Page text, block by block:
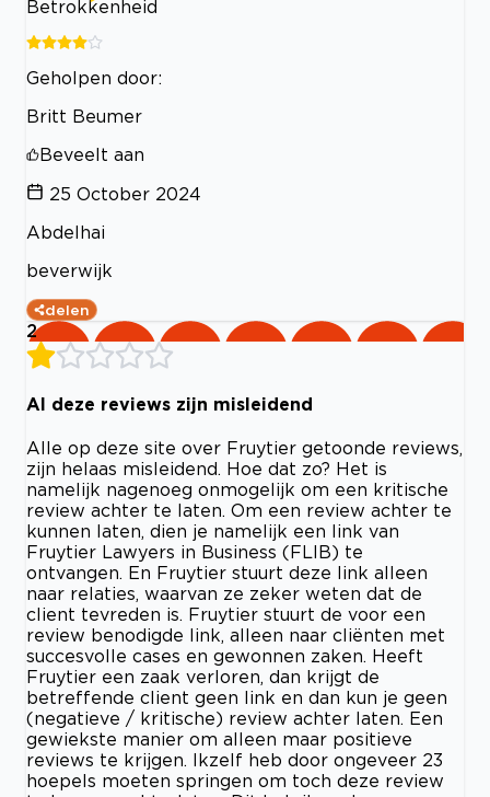
Betrokkenheid
Geholpen door:
Britt Beumer
Beveelt aan
25 October 2024
Abdelhai
beverwijk
delen
2
Al deze reviews zijn misleidend
Alle op deze site over Fruytier getoonde reviews,
zijn helaas misleidend. Hoe dat zo? Het is
namelijk nagenoeg onmogelijk om een kritische
review achter te laten. Om een review achter te
kunnen laten, dien je namelijk een link van
Fruytier Lawyers in Business (FLIB) te
ontvangen. En Fruytier stuurt deze link alleen
naar relaties, waarvan ze zeker weten dat de
client tevreden is. Fruytier stuurt de voor een
review benodigde link, alleen naar cliënten met
succesvolle cases en gewonnen zaken. Heeft
Fruytier een zaak verloren, dan krijgt de
betreffende client geen link en dan kun je geen
(negatieve / kritische) review achter laten. Een
gewiekste manier om alleen maar positieve
reviews te krijgen. Ikzelf heb door ongeveer 23
hoepels moeten springen om toch deze review